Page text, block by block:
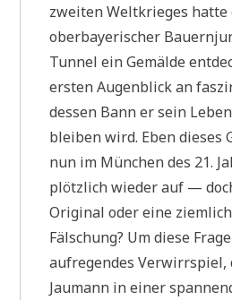
zweiten Weltkrieges hatte
oberbayerischer
Tunnel ein Gemälde
ersten Augenblick an
dessen Bann er sein
bleiben wird. Eben dieses
nun im München des 21.
plötzlich wieder auf —
Original oder eine
Fälschung? Um diese
aufregendes Verwirrspiel,
Jaumann in einer